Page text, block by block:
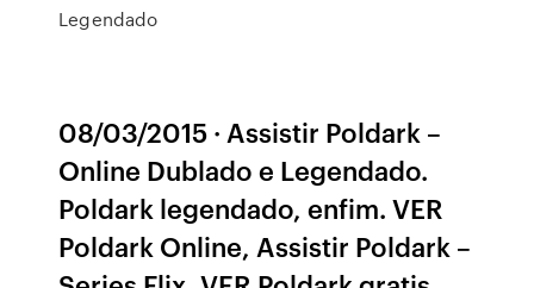
Legendado
08/03/2015 · Assistir Poldark –
Online Dublado e Legendado.
Poldark legendado, enfim. VER
Poldark Online, Assistir Poldark –